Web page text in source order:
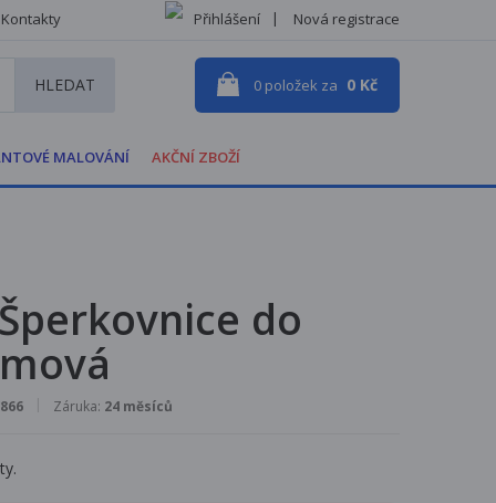
Kontakty Přihlášení Nová registrace
HLEDAT 0 položek za 0 Kč
MALOVÁNÍ AKČNÍ ZBOŽÍ
do
Záruka: 24 měsíců